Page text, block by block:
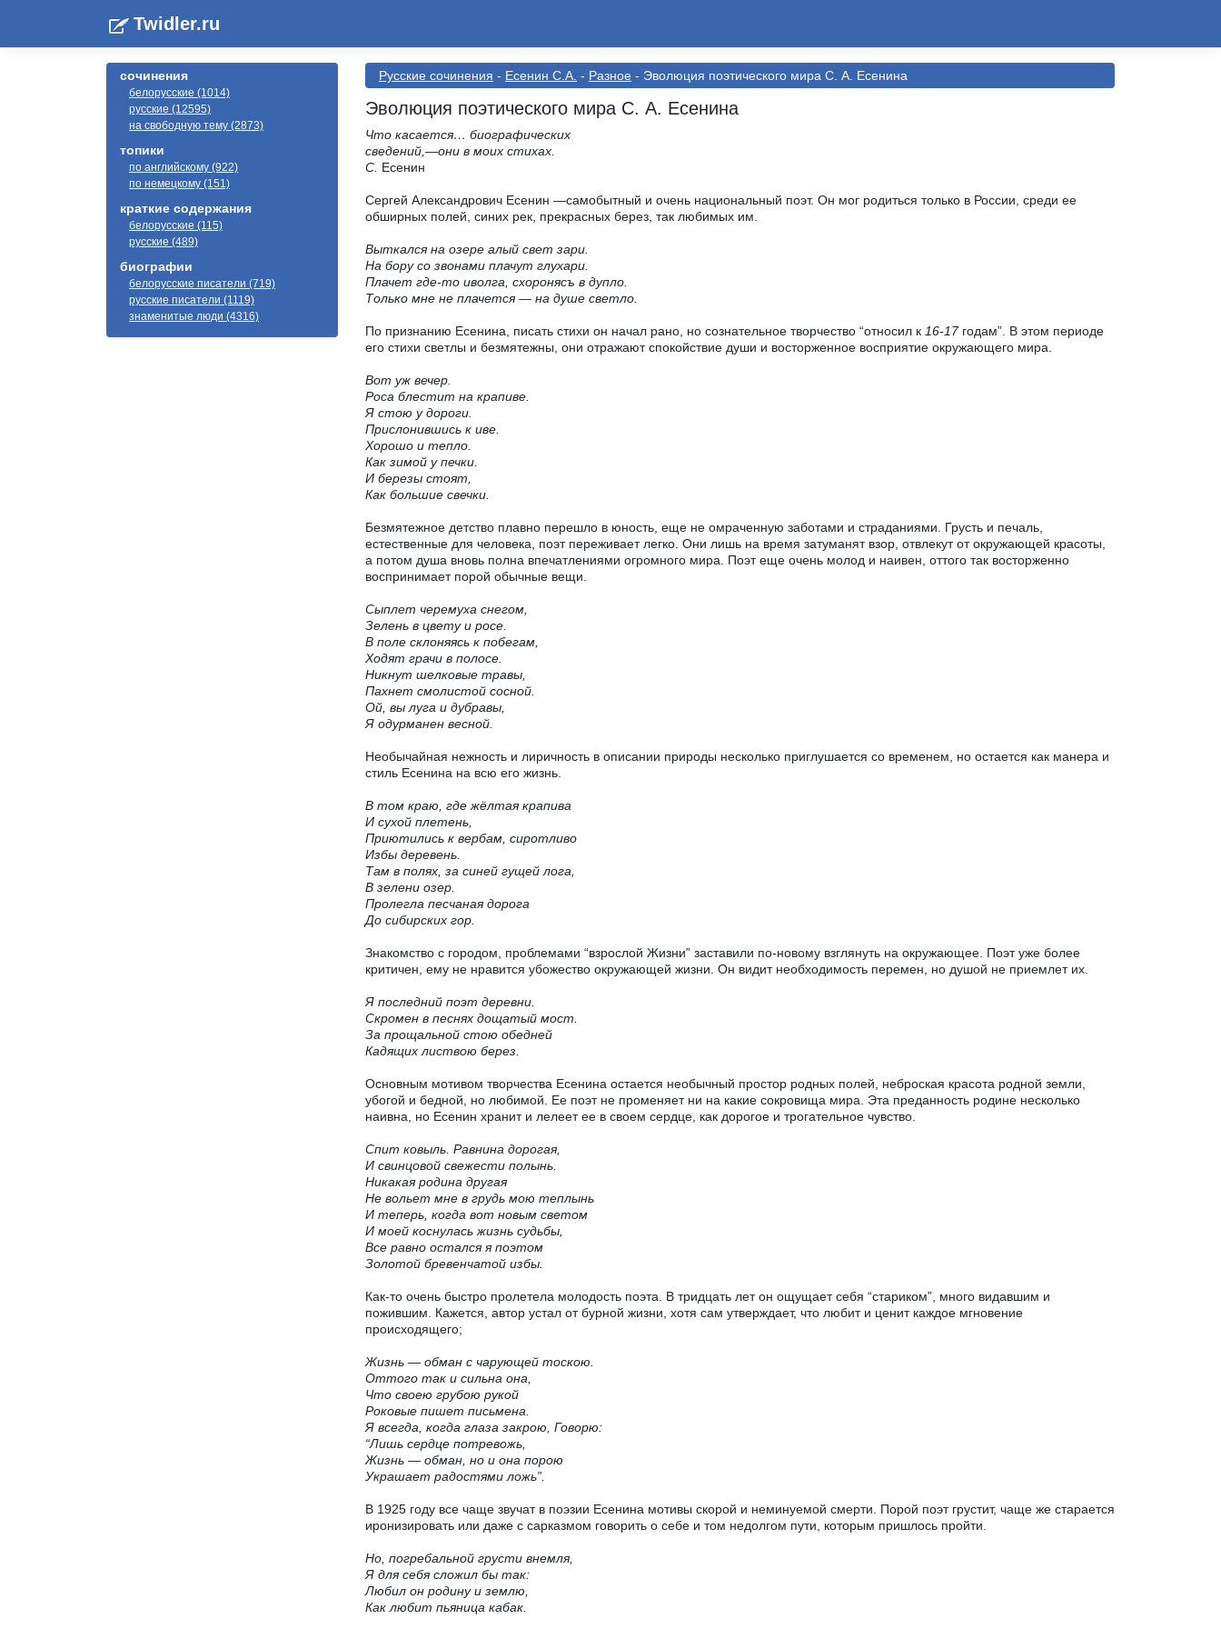
Twidler.ru
сочинения
белорусские (1014)
русские (12595)
на свободную тему (2873)
топики
по английскому (922)
по немецкому (151)
краткие содержания
белорусские (115)
русские (489)
биографии
белорусские писатели (719)
русские писатели (1119)
знаменитые люди (4316)
Русские сочинения - Есенин С.А. - Разное - Эволюция поэтического мира С. А. Есенина
Эволюция поэтического мира С. А. Есенина
Что касается… биографических
сведений,—они в моих стихах.
С. Есенин
Сергей Александрович Есенин —самобытный и очень национальный поэт. Он мог родиться только в России, среди ее
обширных полей, синих рек, прекрасных берез, так любимых им.
Выткался на озере алый свет зари.
На бору со звонами плачут глухари.
Плачет где-то иволга, схоронясъ в дупло.
Только мне не плачется — на душе светло.
По признанию Есенина, писать стихи он начал рано, но сознательное творчество “относил к 16-17 годам”. В этом периоде
его стихи светлы и безмятежны, они отражают спокойствие души и восторженное восприятие окружающего мира.
Вот уж вечер.
Роса блестит на крапиве.
Я стою у дороги.
Прислонившись к иве.
Хорошо и тепло.
Как зимой у печки.
И березы стоят,
Как большие свечки.
Безмятежное детство плавно перешло в юность, еще не омраченную заботами и страданиями. Грусть и печаль,
естественные для человека, поэт переживает легко. Они лишь на время затуманят взор, отвлекут от окружающей красоты,
а потом душа вновь полна впечатлениями огромного мира. Поэт еще очень молод и наивен, оттого так восторженно
воспринимает порой обычные вещи.
Сыплет черемуха снегом,
Зелень в цвету и росе.
В поле склоняясь к побегам,
Ходят грачи в полосе.
Никнут шелковые травы,
Пахнет смолистой сосной.
Ой, вы луга и дубравы,
Я одурманен весной.
Необычайная нежность и лиричность в описании природы несколько приглушается со временем, но остается как манера и
стиль Есенина на всю его жизнь.
В том краю, где жёлтая крапива
И сухой плетень,
Приютились к вербам, сиротливо
Избы деревень.
Там в полях, за синей гущей лога,
В зелени озер.
Пролегла песчаная дорога
До сибирских гор.
Знакомство с городом, проблемами “взрослой Жизни” заставили по-новому взглянуть на окружающее. Поэт уже более
критичен, ему не нравится убожество окружающей жизни. Он видит необходимость перемен, но душой не приемлет их.
Я последний поэт деревни.
Скромен в песнях дощатый мост.
За прощальной стою обедней
Кадящих листвою берез.
Основным мотивом творчества Есенина остается необычный простор родных полей, неброская красота родной земли,
убогой и бедной, но любимой. Ее поэт не променяет ни на какие сокровища мира. Эта преданность родине несколько
наивна, но Есенин хранит и лелеет ее в своем сердце, как дорогое и трогательное чувство.
Спит ковыль. Равнина дорогая,
И свинцовой свежести полынь.
Никакая родина другая
Не вольет мне в грудь мою теплынь
И теперь, когда вот новым светом
И моей коснулась жизнь судьбы,
Все равно остался я поэтом
Золотой бревенчатой избы.
Как-то очень быстро пролетела молодость поэта. В тридцать лет он ощущает себя “стариком”, много видавшим и
пожившим. Кажется, автор устал от бурной жизни, хотя сам утверждает, что любит и ценит каждое мгновение
происходящего;
Жизнь — обман с чарующей тоскою.
Оттого так и сильна она,
Что своею грубою рукой
Роковые пишет письмена.
Я всегда, когда глаза закрою, Говорю:
“Лишь сердце потревожь,
Жизнь — обман, но и она порою
Украшает радостями ложь”.
В 1925 году все чаще звучат в поэзии Есенина мотивы скорой и неминуемой смерти. Порой поэт грустит, чаще же старается
иронизировать или даже с сарказмом говорить о себе и том недолгом пути, которым пришлось пройти.
Но, погребальной грусти внемля,
Я для себя сложил бы так:
Любил он родину и землю,
Как любит пьяница кабак.